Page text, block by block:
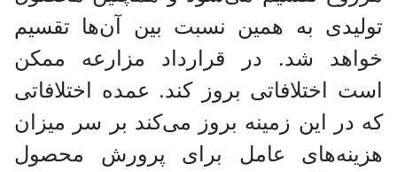
تولیدی به همین نسبت بین آن‌ها تقسیم
خواهد شد. در قرارداد مزارعه ممکن
است اختلافاتی بروز کند. عمده اختلافاتی
که در این زمینه بروز می‌کند بر سر میزان
هزینه‌های عامل برای پرورش محصول